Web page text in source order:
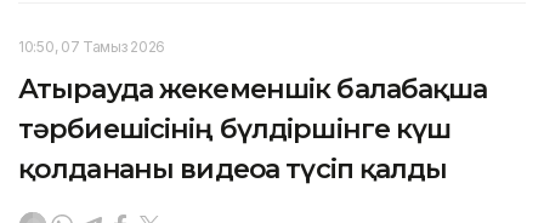
10:50, 07 Тамыз 2026
Атырауда жекеменшік балабақша
тәрбиешісінің бүлдіршінге күш
қолданғаны видеоға түсіп қалды